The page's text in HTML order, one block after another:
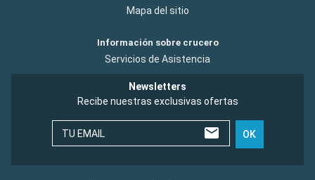
Mapa del sitio
Información sobre crucero
Servicios de Asistencia
Newsletters
Recibe nuestras exclusivas ofertas
TU EMAIL OK